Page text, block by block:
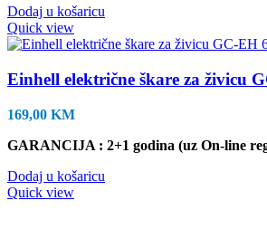
Dodaj u košaricu
Quick view
Einhell električne škare za živicu
169,00 KM
GARANCIJA : 2+1 godina (uz On-line
Dodaj u košaricu
Quick view